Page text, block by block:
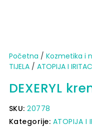
Početna / Kozmetika i
TIJELA/ ATOPIJA I
DEXERYL
SKU:20778
Kategorije: ATOPIJA I